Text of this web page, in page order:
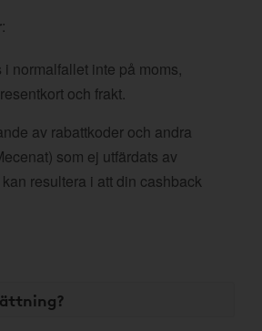
:
i normalfallet inte på moms,
och frakt.
av rabattkoder och andra
som ej utfärdats av
resultera i att din cashback